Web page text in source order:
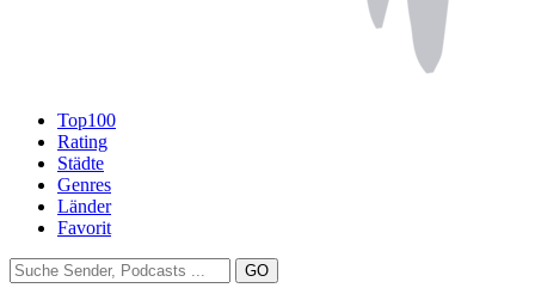
Top100
Rating
Städte
Genres
Länder
Favorit
GO